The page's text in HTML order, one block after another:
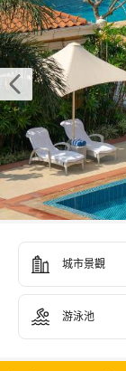
城市景觀
游泳池